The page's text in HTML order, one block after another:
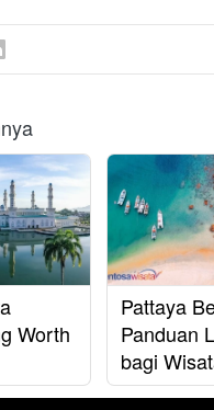
Worth
Pattaya
Panduan
bagi